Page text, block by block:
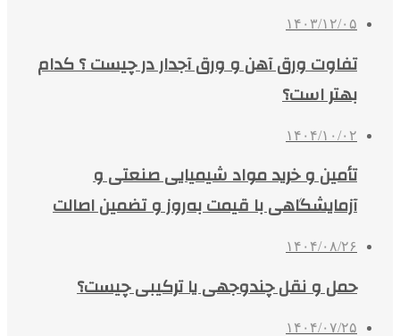
۱۴۰۳/۱۲/۰۵
تفاوت ورق آهن و ورق آجدار در چیست ؟ کدام
بهتر است؟
۱۴۰۴/۱۰/۰۲
تأمین و خرید مواد شیمیایی صنعتی و
آزمایشگاهی با قیمت به‌روز و تضمین اصالت
۱۴۰۴/۰۸/۲۶
حمل و نقل چندوجهی یا ترکیبی چیست؟
۱۴۰۴/۰۷/۲۵